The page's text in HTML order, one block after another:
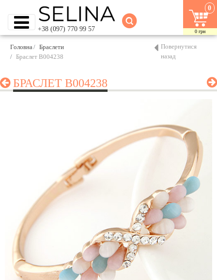
+38 (097) 770 99 57
0
0 грн
Головна
Браслети
Браслет B004238
Повернутися
назад
БРАСЛЕТ B004238